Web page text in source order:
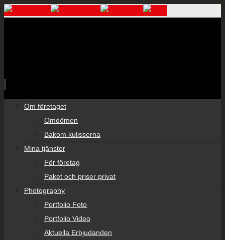
Om företaget
Omdömen
Bakom kulisserna
Mina tjänster
För företag
Paket och priser privat
Photography
Portfolio Foto
Portfolio Video
Aktuella Erbjudanden